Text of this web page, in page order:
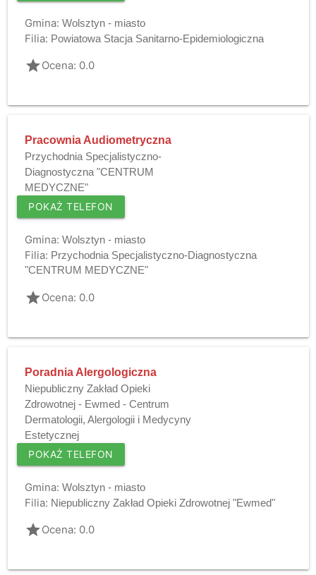
Gmina: Wolsztyn - miasto
Filia: Powiatowa Stacja Sanitarno-Epidemiologiczna
gradeOcena: 0.0
Pracownia Audiometryczna
Przychodnia Specjalistyczno-
Diagnostyczna "CENTRUM
MEDYCZNE"
POKAŻ TELEFON
Gmina: Wolsztyn - miasto
Filia: Przychodnia Specjalistyczno-Diagnostyczna
"CENTRUM MEDYCZNE"
gradeOcena: 0.0
Poradnia Alergologiczna
Niepubliczny Zakład Opieki
Zdrowotnej - Ewmed - Centrum
Dermatologii, Alergologii i Medycyny
Estetycznej
POKAŻ TELEFON
Gmina: Wolsztyn - miasto
Filia: Niepubliczny Zakład Opieki Zdrowotnej "Ewmed"
gradeOcena: 0.0